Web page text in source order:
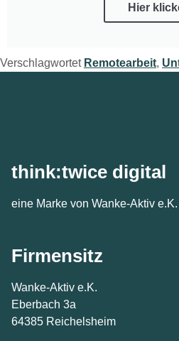
Hier
Verschlagwortet Remotearbeit,
think:twice digital
eine Marke von Wanke-Aktiv
Firmensitz
Wanke-Aktiv e.K.
Eberbach 3a
64385 Reichelsheim